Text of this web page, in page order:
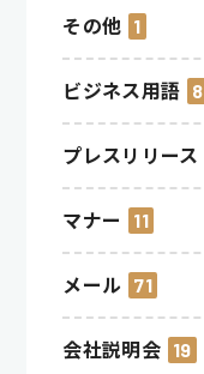
その他 1
ビジネス用語 8
プレスリリース
マナー 11
メール 71
会社説明会 19